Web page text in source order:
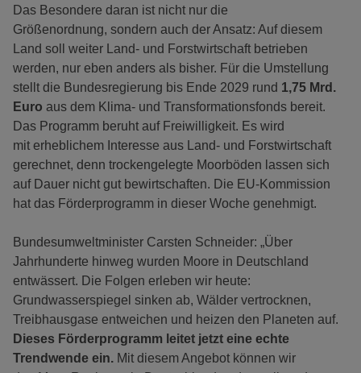
Das Besondere daran ist nicht nur die
Größenordnung, sondern auch der Ansatz: Auf diesem
Land soll weiter Land- und Forstwirtschaft betrieben
werden, nur eben anders als bisher. Für die Umstellung
stellt die Bundesregierung bis Ende 2029 rund 1,75 Mrd.
Euro aus dem Klima- und Transformationsfonds bereit.
Das Programm beruht auf Freiwilligkeit. Es wird
mit erheblichem Interesse aus Land- und Forstwirtschaft
gerechnet, denn trockengelegte Moorböden lassen sich
auf Dauer nicht gut bewirtschaften. Die EU-Kommission
hat das Förderprogramm in dieser Woche genehmigt.
Bundesumweltminister Carsten Schneider: „Über
Jahrhunderte hinweg wurden Moore in Deutschland
entwässert. Die Folgen erleben wir heute:
Grundwasserspiegel sinken ab, Wälder vertrocknen,
Treibhausgase entweichen und heizen den Planeten auf.
Dieses Förderprogramm leitet jetzt eine echte
Trendwende ein. Mit diesem Angebot können wir